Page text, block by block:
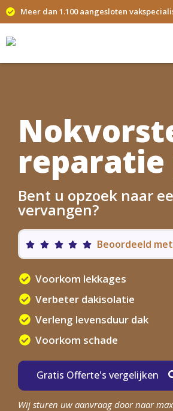
Meer dan 1.100 aangesloten
reparatie
Bent u opzoek naar
vervangen?
Beoordeeld
Voorkom lekkages
Verbeter dakisolatie
Verleng levensduur dak
Voorkom schade
Gratis Offerte's vergelijken
Wij sturen uw aanvraag door naar